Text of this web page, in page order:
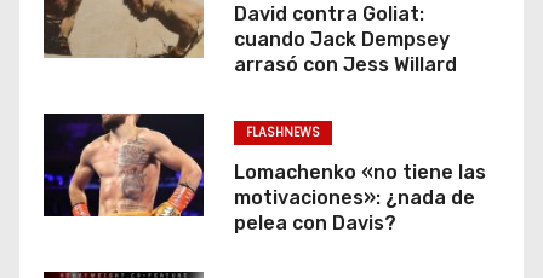
David contra Goliat:
cuando Jack Dempsey
arrasó con Jess Willard
FLASHNEWS
Lomachenko «no tiene las
motivaciones»: ¿nada de
pelea con Davis?